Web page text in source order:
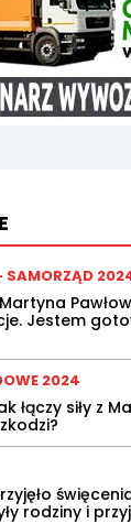
SAMORZĄD
Martyna
Jestem
2024
łączy siły z
rodziny i